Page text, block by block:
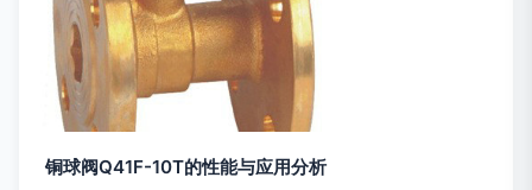
铜球阀Q41F-10T的性能与应用分析